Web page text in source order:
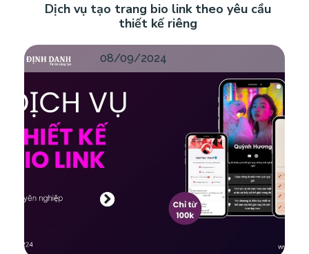
Dịch vụ tạo trang bio link theo yêu cầu
thiết kế riêng
08/09/2024